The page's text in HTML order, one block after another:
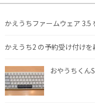
かえうちファームウェア 3.5
かえうち2 の予約受け付け
おやうちくん